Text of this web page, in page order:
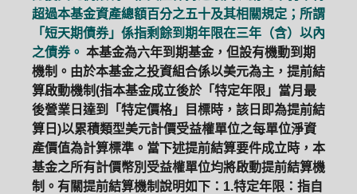
超過本基金資產總額百分之五十及其相關規定；所謂
「短天期債券」係指剩餘到期年限在三年（含）以內
之債券。 本基金為六年到期基金，但設有機動到期
機制。由於本基金之投資組合係以美元為主，提前結
算啟動機制(指本基金成立後於「特定年限」當月最
後營業日達到「特定價格」目標時，該日即為提前結
算日)以累積類型美元計價受益權單位之每單位淨資
產價值為計算標準。當下述提前結算要件成立時，本
基金之所有計價幣別受益權單位均將啟動提前結算機
制。有關提前結算機制說明如下：1.特定年限：指自